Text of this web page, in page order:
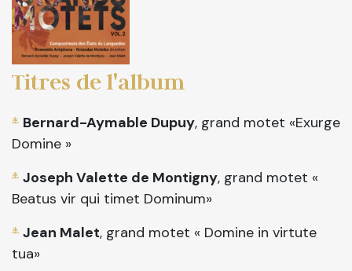
Titres de l'album
* Bernard-Aymable Dupuy, grand motet «Exurge
Domine »
* Joseph Valette de Montigny, grand motet «
Beatus vir qui timet Dominum»
* Jean Malet, grand motet « Domine in virtute
tua»